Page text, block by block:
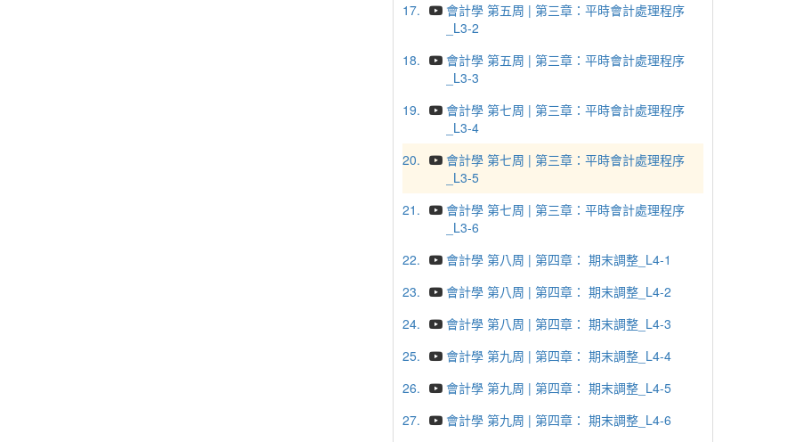
17.
會計學 第五周 | 第三章：平時會計處理程序
_L3-2
18.
會計學 第五周 | 第三章：平時會計處理程序
_L3-3
19.
會計學 第七周 | 第三章：平時會計處理程序
_L3-4
20.
會計學 第七周 | 第三章：平時會計處理程序
_L3-5
21.
會計學 第七周 | 第三章：平時會計處理程序
_L3-6
22.
會計學 第八周 | 第四章： 期末調整_L4-1
23.
會計學 第八周 | 第四章： 期末調整_L4-2
24.
會計學 第八周 | 第四章： 期末調整_L4-3
25.
會計學 第九周 | 第四章： 期末調整_L4-4
26.
會計學 第九周 | 第四章： 期末調整_L4-5
27.
會計學 第九周 | 第四章： 期末調整_L4-6